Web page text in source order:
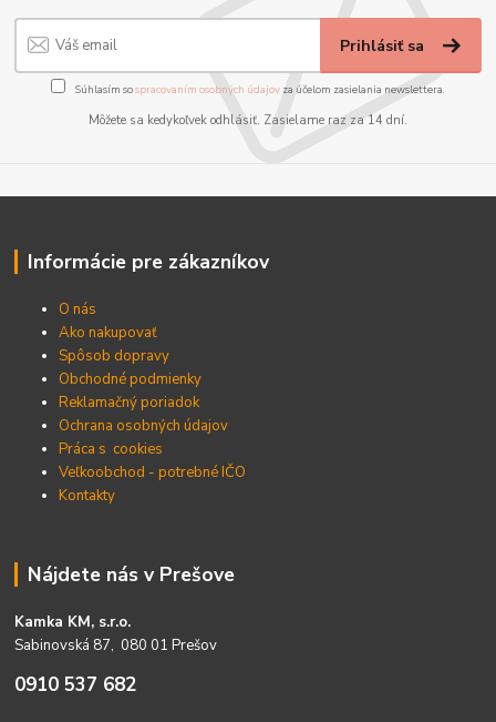
Prihlásiť sa
Súhlasím sospracovaním osobných údajov za účelom zasielania newslettera.
Môžete sa kedykoľvek odhlásiť. Zasielame raz za 14 dní.
Informácie pre zákazníkov
O nás
Ako nakupovať
Spôsob dopravy
Obchodné podmienky
Reklamačný poriadok
Ochrana osobných údajov
Práca s cookies
Veľkoobchod - potrebné IČO
Kontakty
Nájdete nás v Prešove
Kamka KM, s.r.o.
Sabinovská 87, 080 01 Prešov
0910 537 682